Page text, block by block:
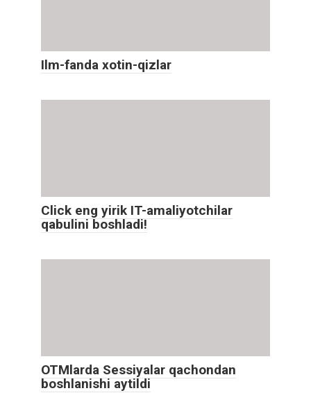
Ilm-fanda xotin-qizlar
Click eng yirik IT-amaliyotchilar
qabulini boshladi!
OTMlarda Sessiyalar qachondan
boshlanishi aytildi